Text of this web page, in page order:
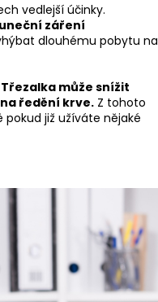
vedlejší účinky.
záření
dlouhému pobytu na
Třezalka může snížit
ředění krve. Z tohoto
již užíváte nějaké